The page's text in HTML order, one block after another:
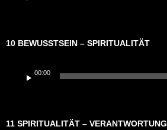
10 BEWUSSTSEIN – SPIRITUALITÄT
Player
00:00
11 SPIRITUALITÄT – VERANTWORTUNG